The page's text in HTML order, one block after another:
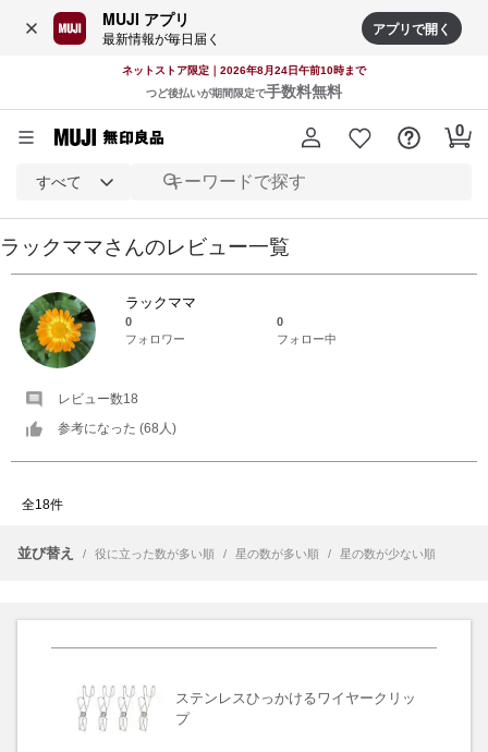
MUJI アプリ
最新情報が毎日届く アプリで開く
ネットストア限定｜2026年8月24日午前10時まで
つど後払いが期間限定で手数料無料
すべて
ラックママさんのレビュー一覧
ラックママ
0
0
フォロワー
フォロー中
レビュー数18
参考になった (68 人)
全18件
並び替え / 役に立った数が多い順 / 星の数が多い順 / 星の数が少ない順
ステンレスひっかけるワイヤークリッ
プ